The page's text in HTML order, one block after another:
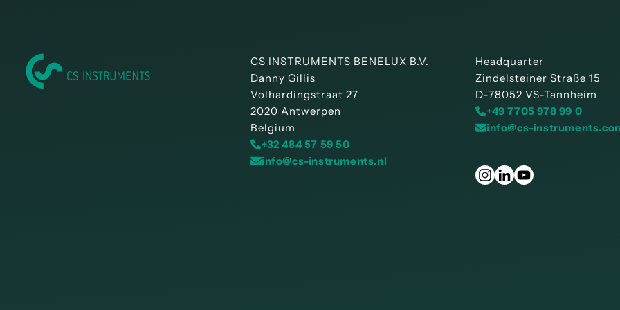
CS INSTRUMENTS BENELUX B.V.
Danny Gillis
Volhardingstraat 27
2020 Antwerpen
Belgium
+32 484 57 59 50
info@cs-instruments.nl
Headquarter
Zindelsteiner Straße 15
D-78052 VS-Tannheim
+49 7705 978 99 0
info@cs-